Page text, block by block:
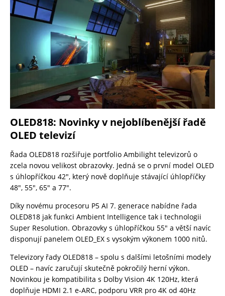
OLED818: Novinky v nejoblíbenější řadě
OLED televizí
Řada OLED818 rozšiřuje portfolio Ambilight televizorů o
zcela novou velikost obrazovky. Jedná se o první model OLED
s úhlopříčkou 42″, který nově doplňuje stávající úhlopříčky
48″, 55″, 65″ a 77″.
Díky novému procesoru P5 AI 7. generace nabídne řada
OLED818 jak funkci Ambient Intelligence tak i technologii
Super Resolution. Obrazovky s úhlopříčkou 55″ a větší navíc
disponují panelem OLED_EX s vysokým výkonem 1000 nitů.
Televizory řady OLED818 – spolu s dalšími letošními modely
OLED – navíc zaručují skutečně pokročilý herní výkon.
Novinkou je kompatibilita s Dolby Vision 4K 120Hz, která
doplňuje HDMI 2.1 e-ARC, podporu VRR pro 4K od 40Hz